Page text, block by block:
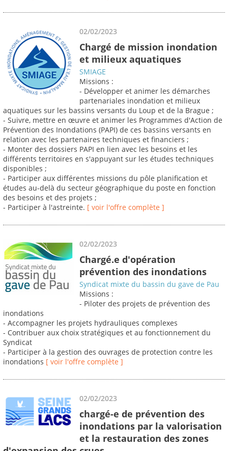
02/02/2023
Chargé de mission inondation
et milieux aquatiques
SMIAGE
Missions :
- Développer et animer les démarches
partenariales inondation et milieux
aquatiques sur les bassins versants du Loup et de la Brague ;
- Suivre, mettre en œuvre et animer les Programmes d'Action de
Prévention des Inondations (PAPI) de ces bassins versants en
relation avec les partenaires techniques et financiers ;
- Monter des dossiers PAPI en lien avec les besoins et les
différents territoires en s'appuyant sur les études techniques
disponibles ;
- Participer aux différentes missions du pôle planification et
études au-delà du secteur géographique du poste en fonction
des besoins et des projets ;
- Participer à l'astreinte. [ voir l'offre complète ]
02/02/2023
Chargé.e d'opération
prévention des inondations
Syndicat mixte du bassin du gave de Pau
Missions :
- Piloter des projets de prévention des
inondations
- Accompagner les projets hydrauliques complexes
- Contribuer aux choix stratégiques et au fonctionnement du
Syndicat
- Participer à la gestion des ouvrages de protection contre les
inondations [ voir l'offre complète ]
02/02/2023
chargé-e de prévention des
inondations par la valorisation
et la restauration des zones